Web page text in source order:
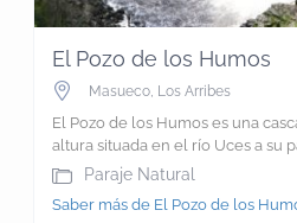
El Pozo de los Humos
Masueco, Los Arribes
El Pozo de los Humos es una
altura situada en el río Uces a su
Paraje Natural
Saber más de El Pozo de los